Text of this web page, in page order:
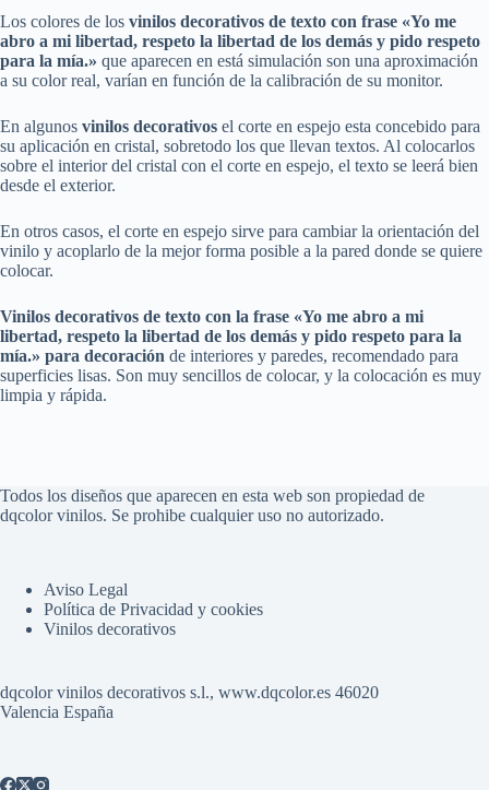
Los colores de los vinilos decorativos de texto con frase «Yo me
abro a mi libertad, respeto la libertad de los demás y pido respeto
para la mía.» que aparecen en está simulación son una aproximación
a su color real, varían en función de la calibración de su monitor.
En algunos vinilos decorativos el corte en espejo esta concebido para
su aplicación en cristal, sobretodo los que llevan textos. Al colocarlos
sobre el interior del cristal con el corte en espejo, el texto se leerá bien
desde el exterior.
En otros casos, el corte en espejo sirve para cambiar la orientación del
vinilo y acoplarlo de la mejor forma posible a la pared donde se quiere
colocar.
Vinilos decorativos de texto con la frase «Yo me abro a mi
libertad, respeto la libertad de los demás y pido respeto para la
mía.» para decoración de interiores y paredes, recomendado para
superficies lisas. Son muy sencillos de colocar, y la colocación es muy
limpia y rápida.
Todos los diseños que aparecen en esta web son propiedad de
dqcolor vinilos. Se prohibe cualquier uso no autorizado.
Aviso Legal
Política de Privacidad y cookies
Vinilos decorativos
dqcolor vinilos decorativos s.l., www.dqcolor.es 46020
Valencia España